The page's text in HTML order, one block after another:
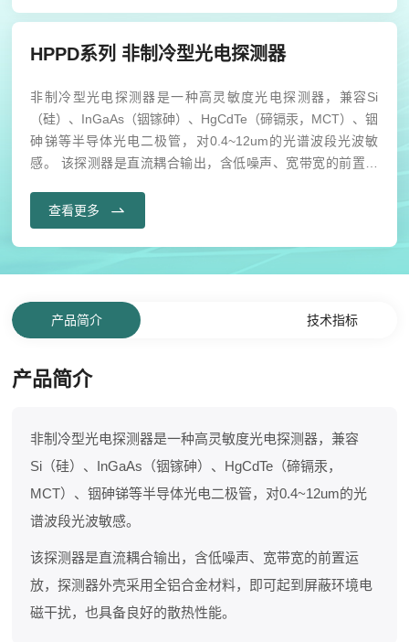
HPPD系列 非制冷型光电探测器
非制冷型光电探测器是一种高灵敏度光电探测器，兼容Si
（硅）、InGaAs（铟镓砷）、HgCdTe（碲镉汞，MCT）、铟
砷锑等半导体光电二极管，对0.4~12um的光谱波段光波敏
感。 该探测器是直流耦合输出，含低噪声、宽带宽的前置运
扰，也具备良好的散热性能。
查看更多
产品简介 技术指标
产品简介
非制冷型光电探测器是一种高灵敏度光电探测器，兼容
Si（硅）、InGaAs（铟镓砷）、HgCdTe（碲镉汞，
MCT）、铟砷锑等半导体光电二极管，对0.4~12um的光
谱波段光波敏感。
该探测器是直流耦合输出，含低噪声、宽带宽的前置运
放，探测器外壳采用全铝合金材料，即可起到屏蔽环境电
磁干扰，也具备良好的散热性能。